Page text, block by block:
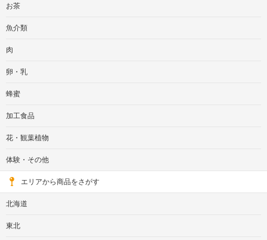
お茶
魚介類
肉
卵・乳
蜂蜜
加工食品
花・観葉植物
体験・その他
エリアから商品をさがす
北海道
東北